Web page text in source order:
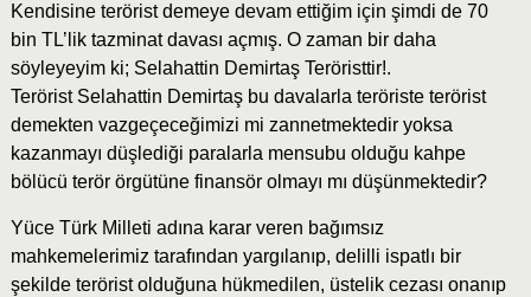
Kendisine terörist demeye devam ettiğim için şimdi de 70
bin TL’lik tazminat davası açmış. O zaman bir daha
söyleyeyim ki; Selahattin Demirtaş Teröristtir!.
Terörist Selahattin Demirtaş bu davalarla teröriste terörist
demekten vazgeçeceğimizi mi zannetmektedir yoksa
kazanmayı düşlediği paralarla mensubu olduğu kahpe
bölücü terör örgütüne finansör olmayı mı düşünmektedir?
Yüce Türk Milleti adına karar veren bağımsız
mahkemelerimiz tarafından yargılanıp, delilli ispatlı bir
şekilde terörist olduğuna hükmedilen, üstelik cezası onanıp